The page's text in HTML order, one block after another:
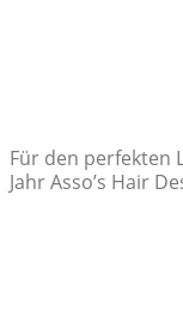
Für den perfekten
Jahr Asso’s Hair